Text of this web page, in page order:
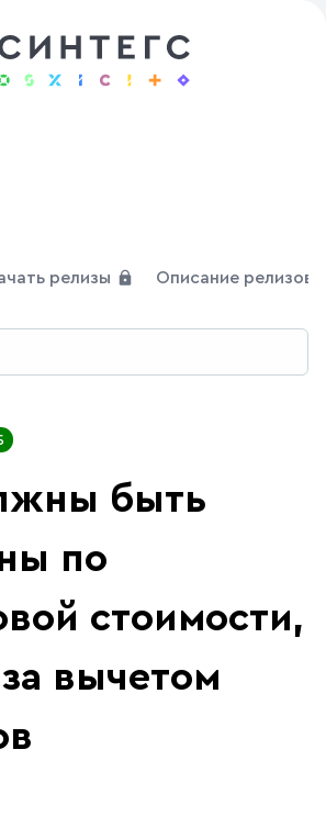
релизы Описание релизов
быть
по
стоимости,
вычетом